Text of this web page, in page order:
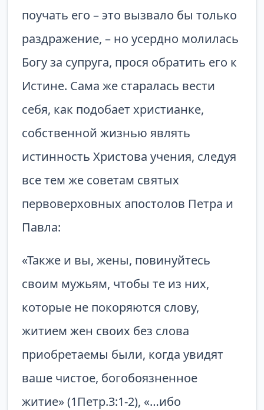
поучать его – это вызвало бы только
раздражение, – но усердно молилась
Богу за супруга, прося обратить его к
Истине. Сама же старалась вести
себя, как подобает христианке,
собственной жизнью являть
истинность Христова учения, следуя
все тем же советам святых
первоверховных апостолов Петра и
Павла:
«Также и вы, жены, повинуйтесь
своим мужьям, чтобы те из них,
которые не покоряются слову,
житием жен своих без слова
приобретаемы были, когда увидят
ваше чистое, богобоязненное
житие» (1Петр.3:1-2), «…ибо